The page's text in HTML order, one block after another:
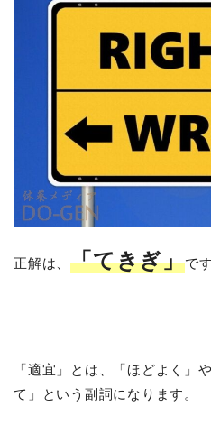
正解は、「てきぎ」で
「適宜」とは、「ほどよく」
て」という副詞になります。